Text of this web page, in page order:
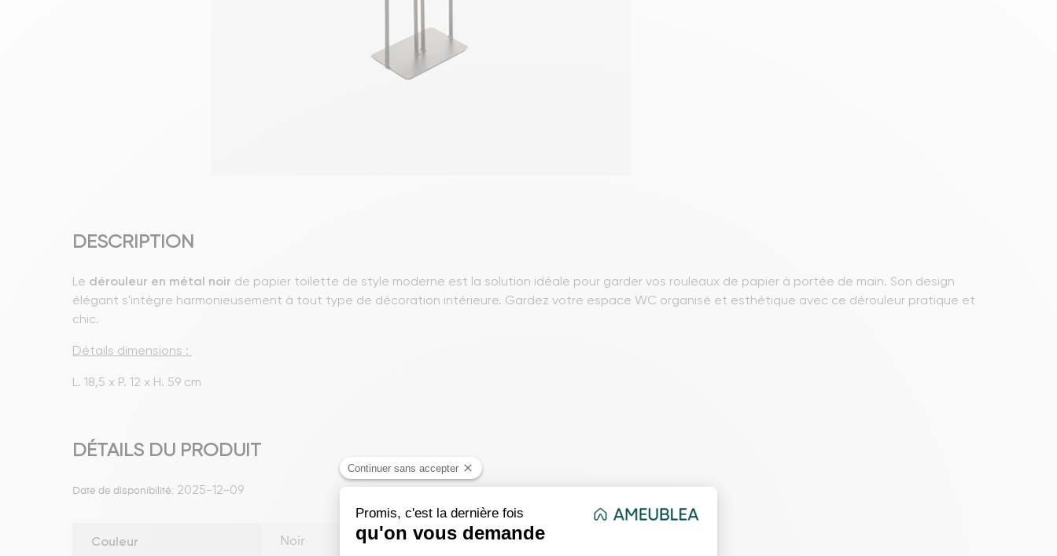
DESCRIPTION
Le dérouleur en métal noir de papier toilette de style moderne est la solution idéale pour garder vos rouleaux de papier à portée de main. Son design
élégant s'intègre harmonieusement à tout type de décoration intérieure. Gardez votre espace WC organisé et esthétique avec ce dérouleur pratique et
chic.
Détails dimensions :
L. 18,5 x P. 12 x H. 59 cm
DÉTAILS DU PRODUIT
Date de disponibilité: 2025-12-09
Couleur Noir